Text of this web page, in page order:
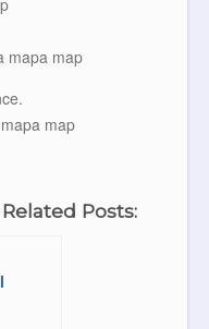
Posts: